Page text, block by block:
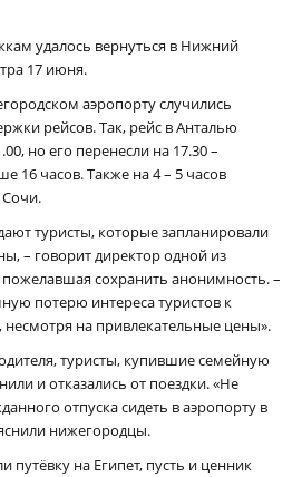
удалось вернуться в Нижний
17 июня.
аэропорту случились
рейсов. Так, рейс в Анталью
но его перенесли на 17.30 –
16 часов. Также на 4 – 5 часов
туристы, которые запланировали
– говорит директор одной из
сохранить анонимность. –
потерю интереса туристов к
на привлекательные цены».
туристы, купившие семейную
и отказались от поездки. «Не
отпуска сидеть в аэропорту в
нижегородцы.
на Египет, пусть и ценник